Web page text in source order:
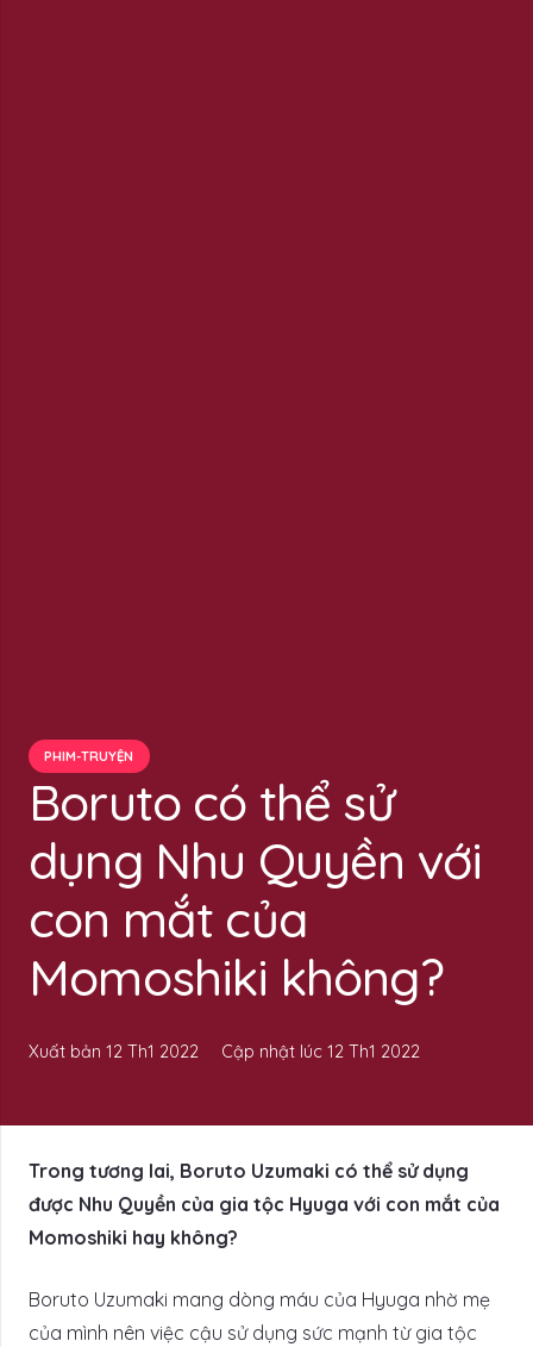
PHIM-TRUYỆN
Boruto có thể sử
dụng Nhu Quyền với
con mắt của
Momoshiki không?
Xuất bản 12 Th1 2022 Cập nhật lúc12 Th1 2022
Trong tương lai, Boruto Uzumaki có thể sử dụng
được Nhu Quyền của gia tộc Hyuga với con mắt của
Momoshiki hay không?
Boruto Uzumaki mang dòng máu của Hyuga nhờ mẹ
của mình nên việc cậu sử dụng sức mạnh từ gia tộc